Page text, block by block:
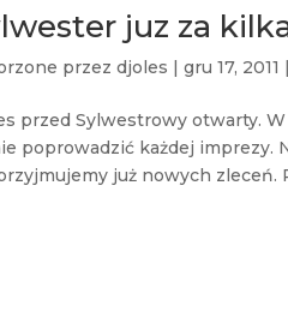
juz za
przezdjoles |gru 17, 2011 |
przed Sylwestrowy otwarty.
poprowadzić każdej imprezy.
już nowych zleceń.